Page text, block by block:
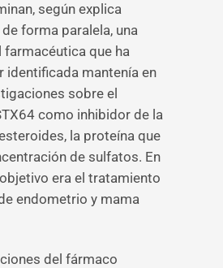
según explica
forma paralela, una
farmacéutica que ha
identificada mantenía en
sobre el
como inhibidor de la
la proteína que
de sulfatos. En
era el tratamiento
endometrio y mama
del fármaco